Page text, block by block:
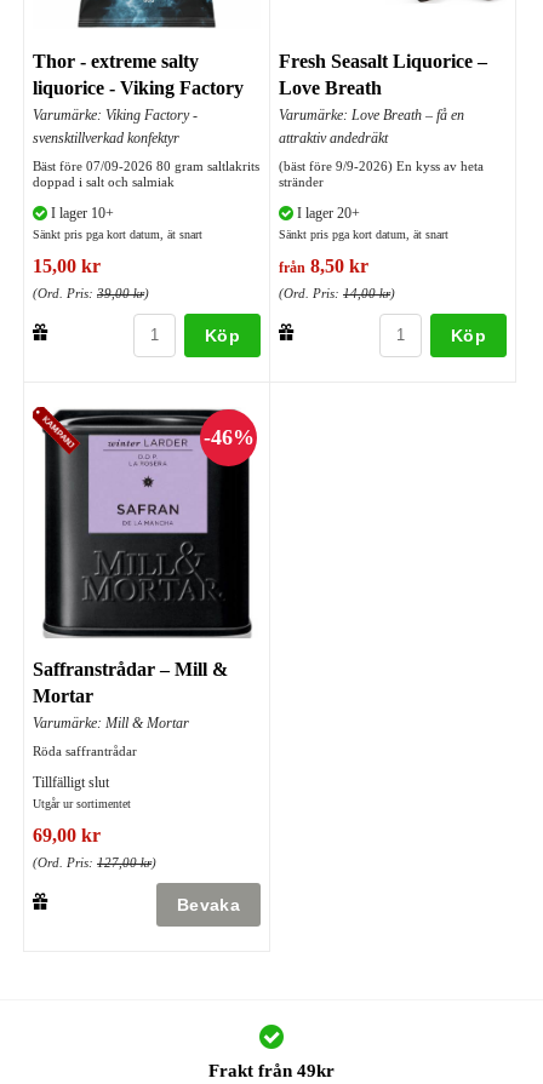
Thor - extreme salty
liquorice - Viking Factory
Varumärke: Viking Factory -
svensktillverkad konfektyr
Bäst före 07/09-2026 80 gram saltlakrits
doppad i salt och salmiak
I lager 10+
Sänkt pris pga kort datum, ät snart
15,00 kr
(Ord. Pris: 39,00 kr)
Köp
Fresh Seasalt Liquorice –
Love Breath
Varumärke: Love Breath – få en
attraktiv andedräkt
(bäst före 9/9-2026) En kyss av heta
stränder
I lager 20+
Sänkt pris pga kort datum, ät snart
från 8,50 kr
(Ord. Pris: 14,00 kr)
Köp
Saffranstrådar – Mill &
Mortar
Varumärke: Mill & Mortar
Röda saffrantrådar
Tillfälligt slut
Utgår ur sortimentet
69,00 kr
(Ord. Pris: 127,00 kr)
Frakt från 49kr